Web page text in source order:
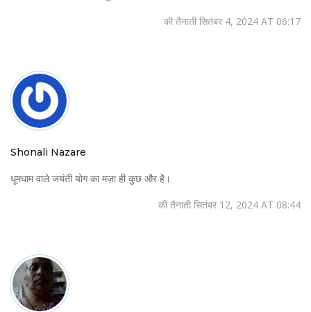
की तैनाती सितंबर 4, 2024 AT 06:17
Shonali Nazare
धूमधाम वाले जयंती योग का मज़ा ही कुछ और है।
की तैनाती सितंबर 12, 2024 AT 08:44